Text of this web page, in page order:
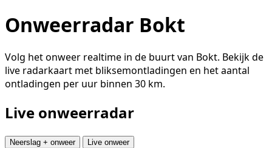
Onweerradar Bokt
Volg het onweer realtime in de buurt van Bokt. Bekijk de
live radarkaart met bliksemontladingen en het aantal
ontladingen per uur binnen 30 km.
Live onweerradar
Neerslag + onweer Live onweer